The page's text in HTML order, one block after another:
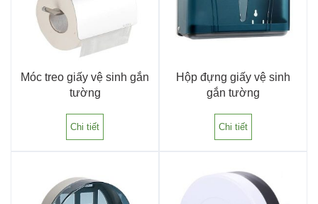
Móc treo giấy vệ sinh gắn
tường
Chi tiết
Hộp đựng giấy vệ sinh
gắn tường
Chi tiết